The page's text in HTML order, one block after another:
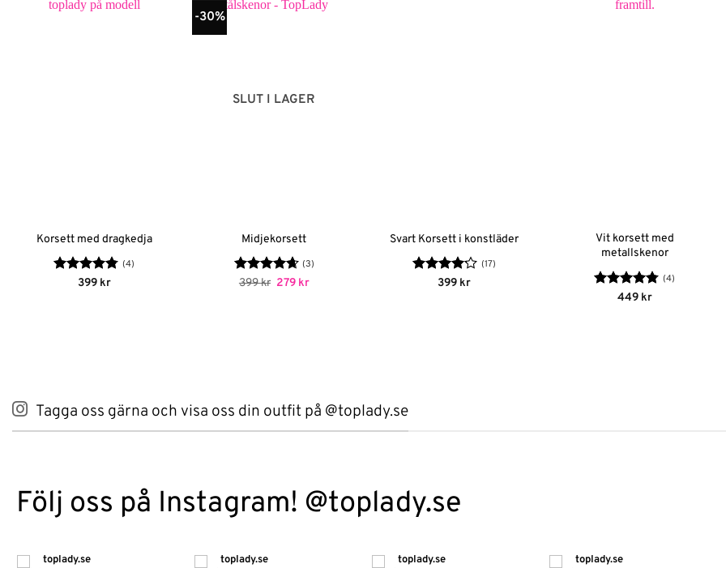
Korsett med dragkedja
Betygsatt
(4)
399 kr
-30%
SLUT I LAGER
Midjekorsett
Betygsatt
(3)
399kr Det
279 krDet
Svart Korsett i konstläder
Betygsatt
(17)
399 kr
Vit korsett med
metallskenor
Betygsatt
(4)
449 kr
Tagga oss gärna och visa oss din outfit på @toplady.se
Följ oss på Instagram! @toplady.se
toplady.se toplady.se toplady.se toplady.se